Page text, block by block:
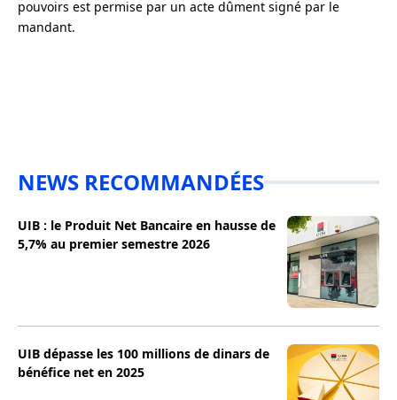
pouvoirs est permise par un acte dûment signé par le
mandant.
NEWS RECOMMANDÉES
UIB : le Produit Net Bancaire en hausse de
5,7% au premier semestre 2026
UIB dépasse les 100 millions de dinars de
bénéfice net en 2025